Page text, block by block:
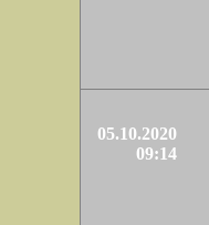
05.10.2020
09:14